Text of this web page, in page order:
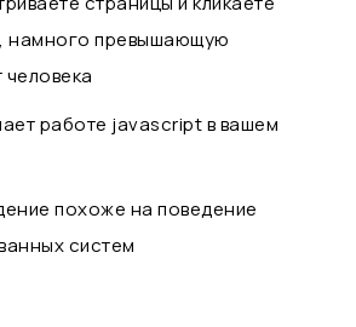
намного превышающую
работе javascript в вашем
похоже на поведение
систем